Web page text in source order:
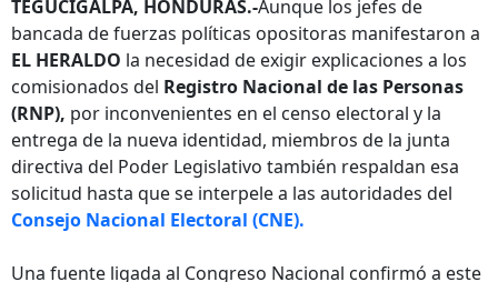
TEGUCIGALPA, HONDURAS.-Aunque los jefes de
bancada de fuerzas políticas opositoras manifestaron a
EL HERALDO la necesidad de exigir explicaciones a los
comisionados del Registro Nacional de las Personas
(RNP), por inconvenientes en el censo electoral y la
entrega de la nueva identidad, miembros de la junta
directiva del Poder Legislativo también respaldan esa
solicitud hasta que se interpele a las autoridades del
Consejo Nacional Electoral (CNE).
Una fuente ligada al Congreso Nacional confirmó a este